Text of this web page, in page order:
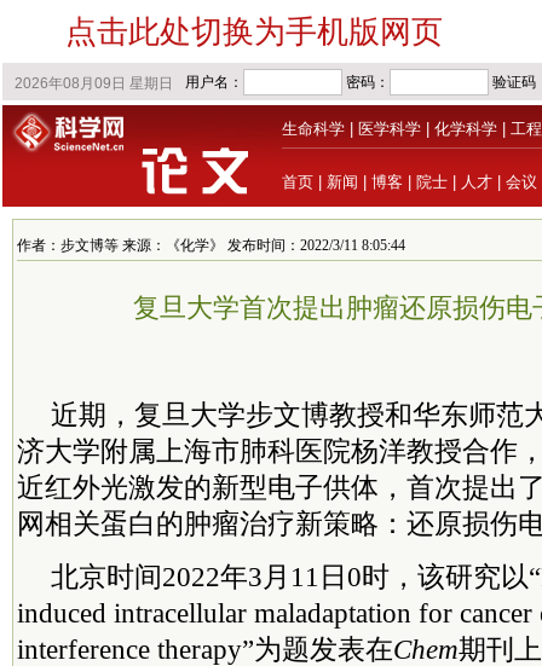
点击此处切换为手机版网页
生命科学 医学科学 化学科学 工
首页 新闻 博客 院士 人才 会议
作者：步文博等 来源：《化学》 发布时间：2022/3/11 8:05:44
复旦大学首次提出肿瘤还原损伤电
近期，复旦大学步文博教授和华东师范
济大学附属上海市肺科医院杨洋教授合作
近红外光激发的新型电子供体，首次提出
网相关蛋白的肿瘤治疗新策略：还原损伤
北京时间2022年3月11日0时，该研究以
induced intracellular maladaptation for cancer
interference therapy”为题发表在Chem期刊